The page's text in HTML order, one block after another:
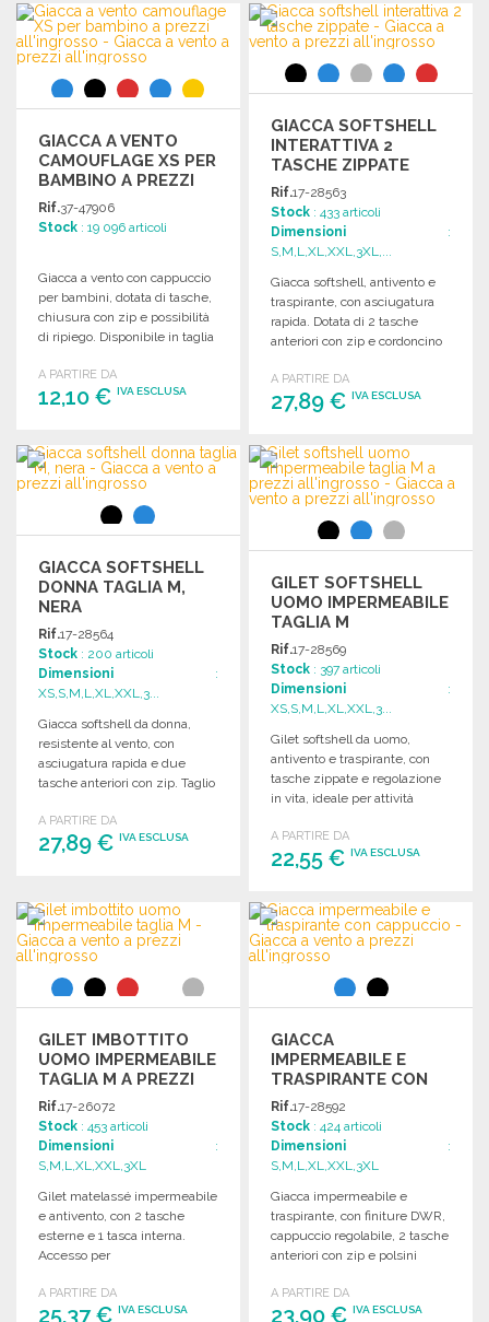
Richiedi un preventivo
ORDINARE
Richiedi un preventivo
GIACCA A VENTO
CAMOUFLAGE XS PER
BAMBINO A PREZZI
ALL'INGROSSO
Rif.37-47906
Stock : 19 096 articoli
Giacca a vento con cappuccio
per bambini, dotata di tasche,
chiusura con zip e possibilità
di ripiego. Disponibile in taglia
A PARTIRE DA
12,10 € IVA ESCLUSA
ORDINARE
Richiedi un preventivo
GIACCA SOFTSHELL
INTERATTIVA 2
TASCHE ZIPPATE
Rif.17-28563
Stock : 433 articoli
Dimensioni :
S,M,L,XL,XXL,3XL,...
Giacca softshell, antivento e
traspirante, con asciugatura
rapida. Dotata di 2 tasche
anteriori con zip e cordoncino
A PARTIRE DA
27,89 €IVA ESCLUSA
ORDINARE
Richiedi un preventivo
GIACCA SOFTSHELL
DONNA TAGLIA M,
NERA
Rif.17-28564
Stock : 200 articoli
Dimensioni :
XS,S,M,L,XL,XXL,3...
Giacca softshell da donna,
resistente al vento, con
asciugatura rapida e due
tasche anteriori con zip. Taglio
A PARTIRE DA
27,89 € IVA ESCLUSA
Richiedi un preventivo
GILET SOFTSHELL
UOMO IMPERMEABILE
TAGLIA M
Rif.17-28569
Stock : 397 articoli
Dimensioni :
XS,S,M,L,XL,XXL,3...
Gilet softshell da uomo,
antivento e traspirante, con
tasche zippate e regolazione
in vita, ideale per attività
A PARTIRE DA
22,55 €IVA ESCLUSA
ORDINARE
Richiedi un preventivo
GILET IMBOTTITO
UOMO IMPERMEABILE
TAGLIA M A PREZZI
ALL'INGROSSO
Rif.17-26072
Stock : 453 articoli
Dimensioni :
S,M,L,XL,XXL,3XL
Gilet matelassé impermeabile
e antivento, con 2 tasche
esterne e 1 tasca interna.
Accesso per
sul retro.
A PARTIRE DA
25,37 € IVA ESCLUSA
GIACCA
IMPERMEABILE E
TRASPIRANTE CON
CAPPUCCIO A PREZZI
ALL'INGROSSO
Rif.17-28592
Stock : 424 articoli
Dimensioni :
S,M,L,XL,XXL,3XL
Giacca impermeabile e
traspirante, con finiture DWR,
cappuccio regolabile, 2 tasche
anteriori con zip e polsini
pratica.
A PARTIRE DA
23,90 €IVA ESCLUSA